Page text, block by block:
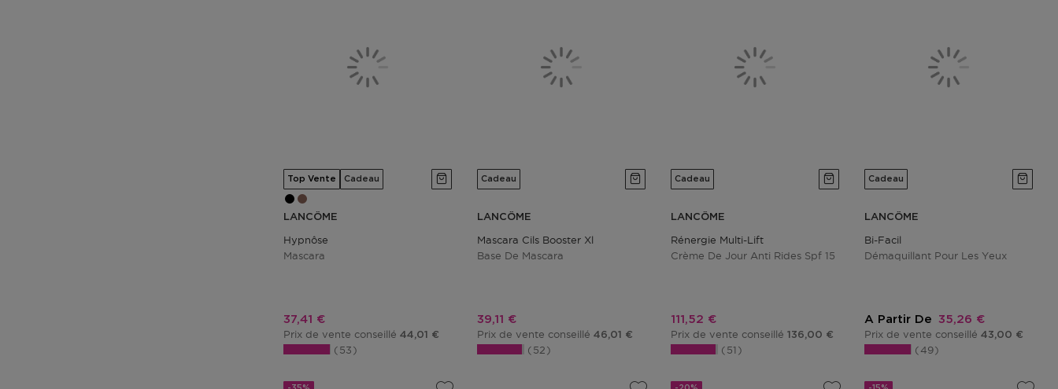
Top Vente Cadeau
LANCÔME
Hypnôse
Mascara
Prix promotionnel
37,41 €
Prix de vente conseillé 44,01 €
53
Cadeau
LANCÔME
Mascara Cils Booster Xl
Base De Mascara
Prix promotionnel
39,11 €
Prix de vente conseillé 46,01 €
52
Cadeau
LANCÔME
Rénergie Multi-Lift
Crème De Jour Anti Rides Spf 15
Prix promotionnel
111,52 €
Prix de vente conseillé 136,00 €
51
Cadeau
LANCÔME
Bi-Facil
Démaquillant Pour Les Yeux
A Partir De Prix promotionnel
35,26 €
Prix de vente conseillé 43,00 €
49